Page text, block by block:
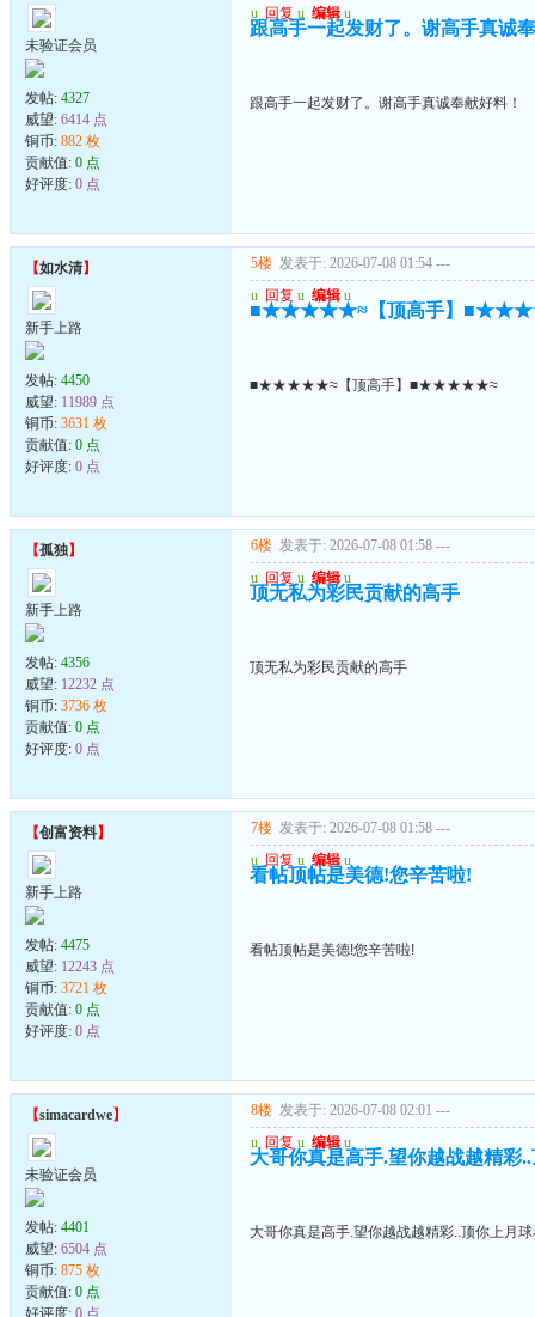
未验证会员
发帖: 4327
威望: 6414 点
铜币: 882 枚
贡献值: 0 点
好评度: 0 点
u 回复 u 编辑 u
跟高手一起发财了。谢高手真诚
跟高手一起发财了。谢高手真诚奉献好料！
【如水清】
新手上路
发帖: 4450
威望: 11989 点
铜币: 3631 枚
贡献值: 0 点
好评度: 0 点
5楼 发表于: 2026-07-08 01:54 ---
u 回复 u 编辑 u
■★★★★★≈【顶高手】
■★★★★★≈【顶高手】■★★★★★≈
【孤独】
新手上路
发帖: 4356
威望: 12232 点
铜币: 3736 枚
贡献值: 0 点
好评度: 0 点
6楼 发表于: 2026-07-08 01:58 ---
u 回复 u 编辑 u
顶无私为彩民贡献的高手
顶无私为彩民贡献的高手
【创富资料】
新手上路
发帖: 4475
威望: 12243 点
铜币: 3721 枚
贡献值: 0 点
好评度: 0 点
7楼 发表于: 2026-07-08 01:58 ---
u 回复 u 编辑 u
看帖顶帖是美德!您辛苦啦!
看帖顶帖是美德!您辛苦啦!
【simacardwe】
未验证会员
发帖: 4401
威望: 6504 点
铜币: 875 枚
贡献值: 0 点
好评度: 0 点
8楼 发表于: 2026-07-08 02:01 ---
u 回复 u 编辑 u
大哥你真是高手.望你越战越精彩
大哥你真是高手.望你越战越精彩..顶你上月